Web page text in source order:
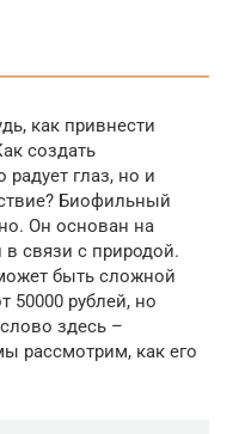
как привнести
создать
радует глаз, но и
Биофильный
Он основан на
связи с природой.
быть сложной
50000 рублей, но
здесь –
рассмотрим, как его